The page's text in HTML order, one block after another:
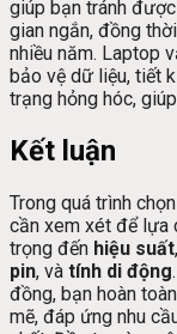
giúp bạn tránh
gian ngắn, đồng
nhiều năm. Laptop
bảo vệ dữ liệu, tiết
trạng hỏng hóc,
Kết luận
Trong quá trình
cần xem xét để lựa
trọng đến hiệu suất,
pin, và tính di động
đồng, bạn hoàn
mẽ, đáp ứng nhu